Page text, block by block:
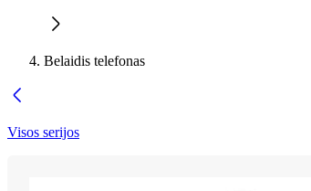
Belaidis telefonas
Visos serijos